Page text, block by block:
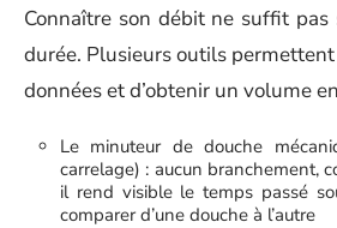
Connaître son débit ne suffit
durée. Plusieurs outils
données et d’obtenir un volume
Le minuteur de douche
carrelage) : aucun branchement,
il rend visible le temps passé
comparer d’une douche à l’autre